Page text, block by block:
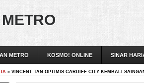
METRO KOSMO! ONLINE SINAR
» VINCENT TAN OPTIMIS CARDIFF CITY KEMBALI